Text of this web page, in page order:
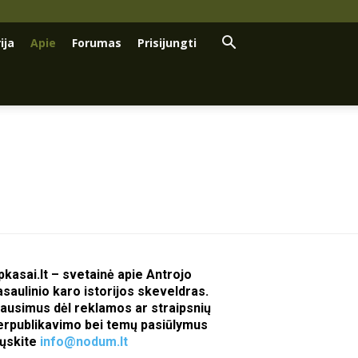
Apie Forumas Prisijungti
– svetainė apie Antrojo
karo istorijos skeveldras.
dėl reklamos ar straipsnių
bei temų pasiūlymus
info@nodum.lt